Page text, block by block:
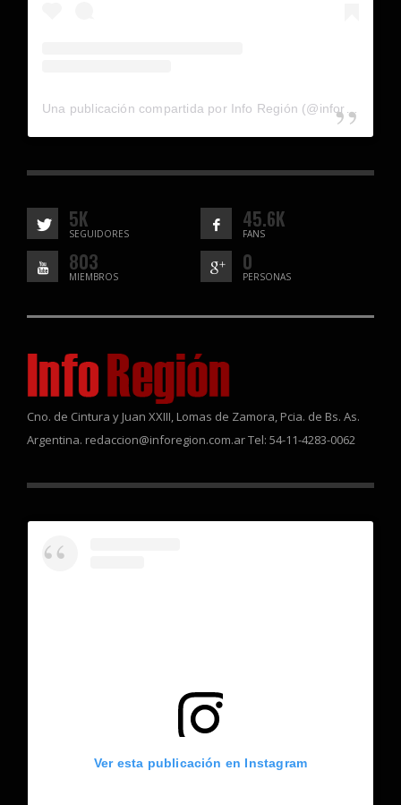
5K
SEGUIDORES
45.6K
FANS
803
MIEMBROS
0
PERSONAS
Cno. de Cintura y Juan XXIII, Lomas de Zamora, Pcia. de Bs. As.
Argentina. redaccion@inforegion.com.ar Tel: 54-11-4283-0062
Ver esta publicación en Instagram